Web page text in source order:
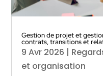
Gestion de projet et
contrats, transitions et
9 Avr 2026 |
et organisation